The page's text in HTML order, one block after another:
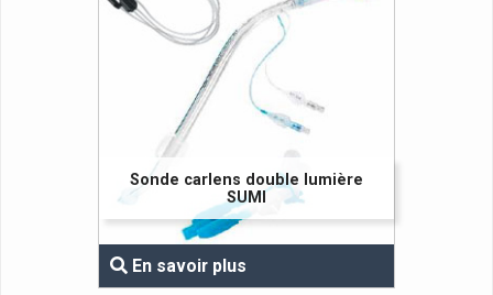
Sonde carlens double lumière
SUMI
En savoir plus